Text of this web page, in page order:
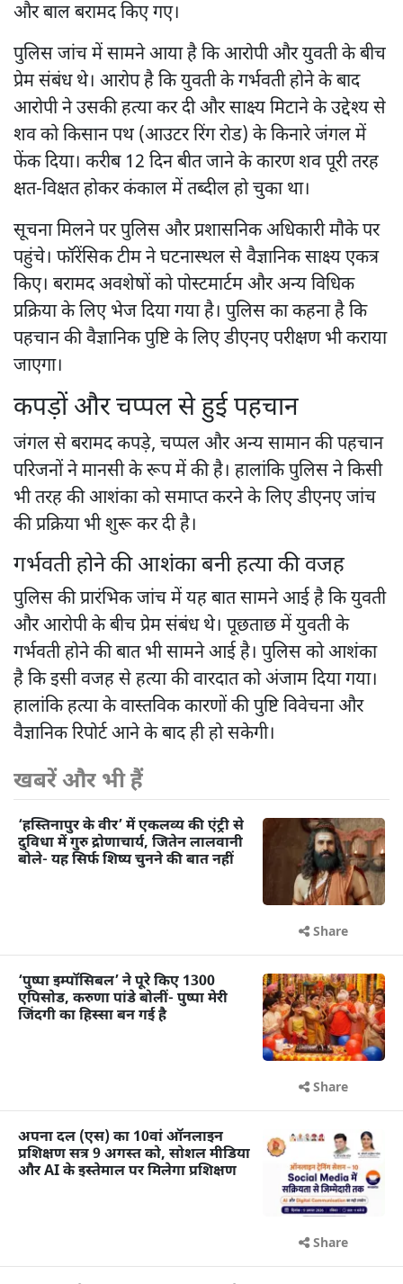
और बाल बरामद किए गए।
पुलिस जांच में सामने आया है कि आरोपी और युवती के बीच
प्रेम संबंध थे। आरोप है कि युवती के गर्भवती होने के बाद
आरोपी ने उसकी हत्या कर दी और साक्ष्य मिटाने के उद्देश्य से
शव को किसान पथ (आउटर रिंग रोड) के किनारे जंगल में
फेंक दिया। करीब 12 दिन बीत जाने के कारण शव पूरी तरह
क्षत-विक्षत होकर कंकाल में तब्दील हो चुका था।
सूचना मिलने पर पुलिस और प्रशासनिक अधिकारी मौके पर
पहुंचे। फॉरेंसिक टीम ने घटनास्थल से वैज्ञानिक साक्ष्य एकत्र
किए। बरामद अवशेषों को पोस्टमार्टम और अन्य विधिक
प्रक्रिया के लिए भेज दिया गया है। पुलिस का कहना है कि
पहचान की वैज्ञानिक पुष्टि के लिए डीएनए परीक्षण भी कराया
जाएगा।
कपड़ों और चप्पल से हुई पहचान
जंगल से बरामद कपड़े, चप्पल और अन्य सामान की पहचान
परिजनों ने मानसी के रूप में की है। हालांकि पुलिस ने किसी
भी तरह की आशंका को समाप्त करने के लिए डीएनए जांच
की प्रक्रिया भी शुरू कर दी है।
गर्भवती होने की आशंका बनी हत्या की वजह
पुलिस की प्रारंभिक जांच में यह बात सामने आई है कि युवती
और आरोपी के बीच प्रेम संबंध थे। पूछताछ में युवती के
गर्भवती होने की बात भी सामने आई है। पुलिस को आशंका
है कि इसी वजह से हत्या की वारदात को अंजाम दिया गया।
हालांकि हत्या के वास्तविक कारणों की पुष्टि विवेचना और
वैज्ञानिक रिपोर्ट आने के बाद ही हो सकेगी।
खबरें और भी हैं
‘हस्तिनापुर के वीर’ में एकलव्य की एंट्री से
दुविधा में गुरु द्रोणाचार्य, जितेन लालवानी
बोले- यह सिर्फ शिष्य चुनने की बात नहीं
Share
‘पुष्पा इम्पॉसिबल’ ने पूरे किए 1300
एपिसोड, करुणा पांडे बोलीं- पुष्पा मेरी
जिंदगी का हिस्सा बन गई है
Share
अपना दल (एस) का 10वां ऑनलाइन
प्रशिक्षण सत्र 9 अगस्त को, सोशल मीडिया
और AI के इस्तेमाल पर मिलेगा प्रशिक्षण
Share